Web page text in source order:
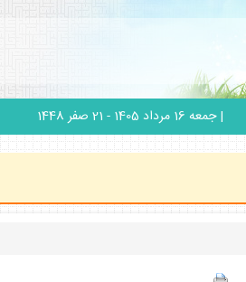
| جمعه 16 مرداد 1405 - 21 صفر 1448